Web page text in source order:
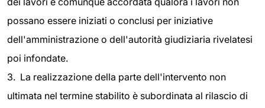
possano essere iniziati o conclusi per iniziative
dell'amministrazione o dell'autorità giudiziaria rivelatesi
poi infondate.
3. La realizzazione della parte dell'intervento non
ultimata nel termine stabilito è subordinata al rilascio di